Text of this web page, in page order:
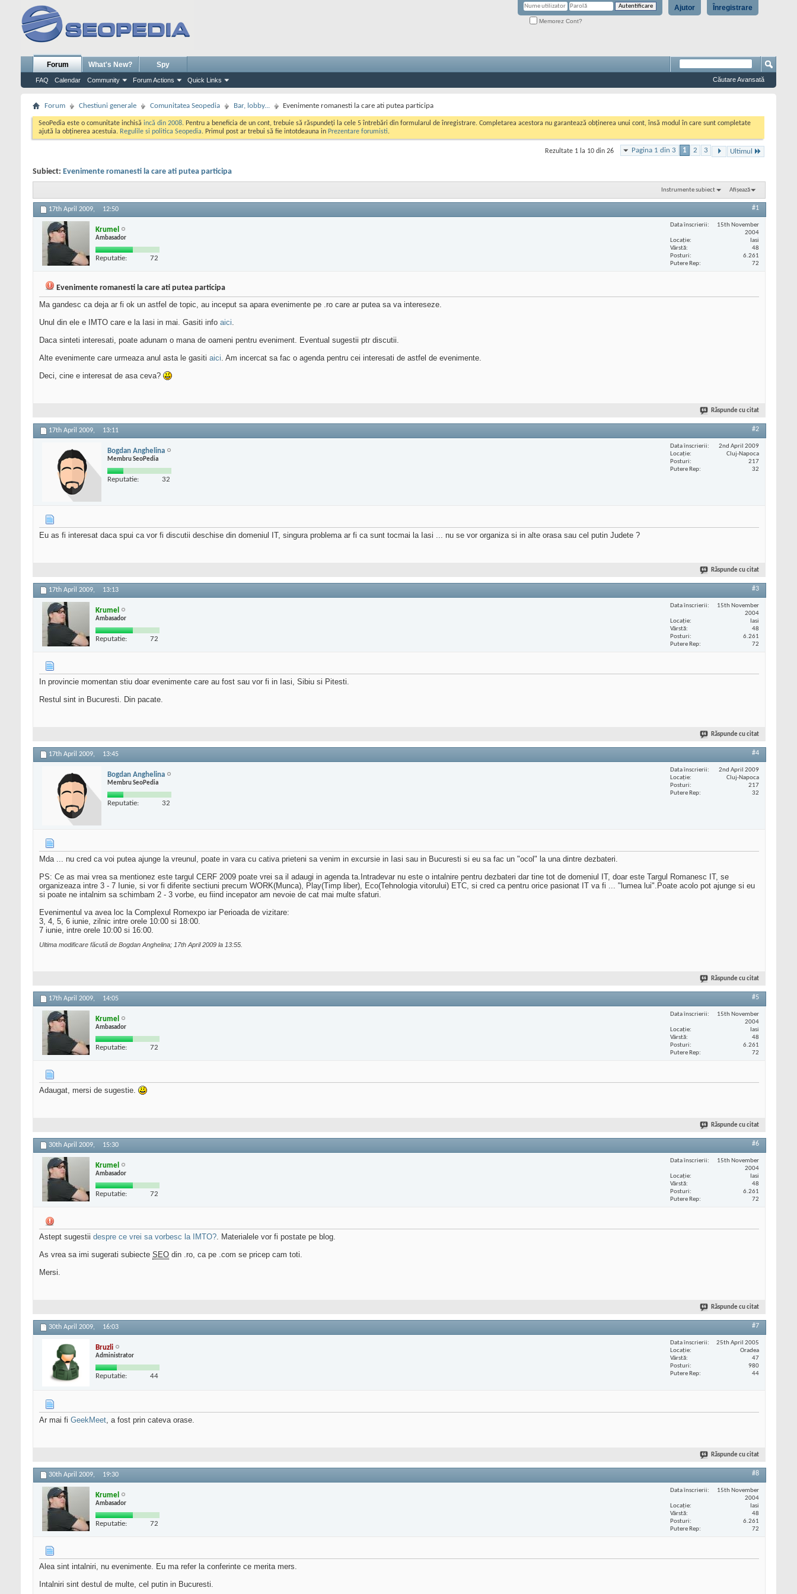
Înregistrare
Ajutor
Memorez Cont?
Forum
FAQ Calendar Community Forum Actions Quick Links
What's New? Spy
Căutare Avansată
Forum Chestiuni generale Comunitatea Seopedia Bar, lobby... Evenimente romanesti la care ati putea participa
SeoPedia este o comunitate inchisă incă din 2008. Pentru a beneficia de un cont, trebuie să răspundeți la cele 5 întrebări din formularul de înregistrare. Completarea acestora nu garantează obținerea unui cont, însă modul în care sunt completate
ajută la obținerea acestuia. Regulile si politica Seopedia. Primul post ar trebui să fie intotdeauna in Prezentare forumisti.
Pagina 1 din 3 1 2 3 Ultimul
Rezultate 1 la 10 din 26
Subiect: Evenimente romanesti la care ati putea participa
Instrumente subiect Afișează
17th April 2009, 12:50 #1
Krumel
Ambasador
Reputatie: 72
Data înscrierii
15th November
2004
Locaţie
Iasi
Vârstă
48
Posturi
6.261
Putere Rep
72
Evenimente romanesti la care ati putea participa
Ma gandesc ca deja ar fi ok un astfel de topic, au inceput sa apara evenimente pe .ro care ar putea sa va intereseze.
Unul din ele e IMTO care e la Iasi in mai. Gasiti info aici.
Daca sinteti interesati, poate adunam o mana de oameni pentru eveniment. Eventual sugestii ptr discutii.
Alte evenimente care urmeaza anul asta le gasiti aici. Am incercat sa fac o agenda pentru cei interesati de astfel de evenimente.
Deci, cine e interesat de asa ceva?
Răspunde cu citat
17th April 2009, 13:11 #2
Bogdan Anghelina
Membru SeoPedia
Reputatie: 32
Data înscrierii
2nd April 2009
Locaţie
Cluj-Napoca
Posturi
217
Putere Rep
32
Eu as fi interesat daca spui ca vor fi discutii deschise din domeniul IT, singura problema ar fi ca sunt tocmai la Iasi ... nu se vor organiza si in alte orasa sau cel putin Judete ?
Răspunde cu citat
17th April 2009, 13:13 #3
Krumel
Ambasador
Reputatie: 72
Data înscrierii
15th November
2004
Locaţie
Iasi
Vârstă
48
Posturi
6.261
Putere Rep
72
In provincie momentan stiu doar evenimente care au fost sau vor fi in Iasi, Sibiu si Pitesti.
Restul sint in Bucuresti. Din pacate.
Răspunde cu citat
17th April 2009, 13:45 #4
Bogdan Anghelina
Membru SeoPedia
Reputatie: 32
Data înscrierii
2nd April 2009
Locaţie
Cluj-Napoca
Posturi
217
Putere Rep
32
Mda ... nu cred ca voi putea ajunge la vreunul, poate in vara cu cativa prieteni sa venim in excursie in Iasi sau in Bucuresti si eu sa fac un "ocol" la una dintre dezbateri.
PS: Ce as mai vrea sa mentionez este targul CERF 2009 poate vrei sa il adaugi in agenda ta.Intradevar nu este o intalnire pentru dezbateri dar tine tot de domeniul IT, doar este Targul Romanesc IT, se
organizeaza intre 3 - 7 Iunie, si vor fi diferite sectiuni precum WORK(Munca), Play(Timp liber), Eco(Tehnologia vitorului) ETC, si cred ca pentru orice pasionat IT va fi ... "lumea lui".Poate acolo pot ajunge si eu
si poate ne intalnim sa schimbam 2 - 3 vorbe, eu fiind incepator am nevoie de cat mai multe sfaturi.
Evenimentul va avea loc la Complexul Romexpo iar Perioada de vizitare:
3, 4, 5, 6 iunie, zilnic intre orele 10:00 si 18:00.
7 iunie, intre orele 10:00 si 16:00.
Ultima modificare făcută de Bogdan Anghelina; 17th April 2009 la 13:55
Răspunde cu citat
17th April 2009, 14:05 #5
Krumel
Ambasador
Reputatie: 72
Data înscrierii
15th November
2004
Locaţie
Iasi
Vârstă
48
Posturi
6.261
Putere Rep
72
Adaugat, mersi de sugestie.
Răspunde cu citat
30th April 2009, 15:30 #6
Krumel
Ambasador
Reputatie: 72
Data înscrierii
15th November
2004
Locaţie
Iasi
Vârstă
48
Posturi
6.261
Putere Rep
72
Astept sugestii despre ce vrei sa vorbesc la IMTO?. Materialele vor fi postate pe blog.
As vrea sa imi sugerati subiecte SEO din .ro, ca pe .com se pricep cam toti.
Mersi.
Răspunde cu citat
30th April 2009, 16:03 #7
Bruzli
Administrator
Reputatie: 44
Data înscrierii
25th April 2005
Locaţie
Oradea
Vârstă
47
Posturi
980
Putere Rep
44
Ar mai fi GeekMeet, a fost prin cateva orase.
Răspunde cu citat
30th April 2009, 19:30 #8
Krumel
Ambasador
Reputatie: 72
Data înscrierii
15th November
2004
Locaţie
Iasi
Vârstă
48
Posturi
6.261
Putere Rep
72
Alea sint intalniri, nu evenimente. Eu ma refer la conferinte ce merita mers.
Intalniri sint destul de multe, cel putin in Bucuresti.